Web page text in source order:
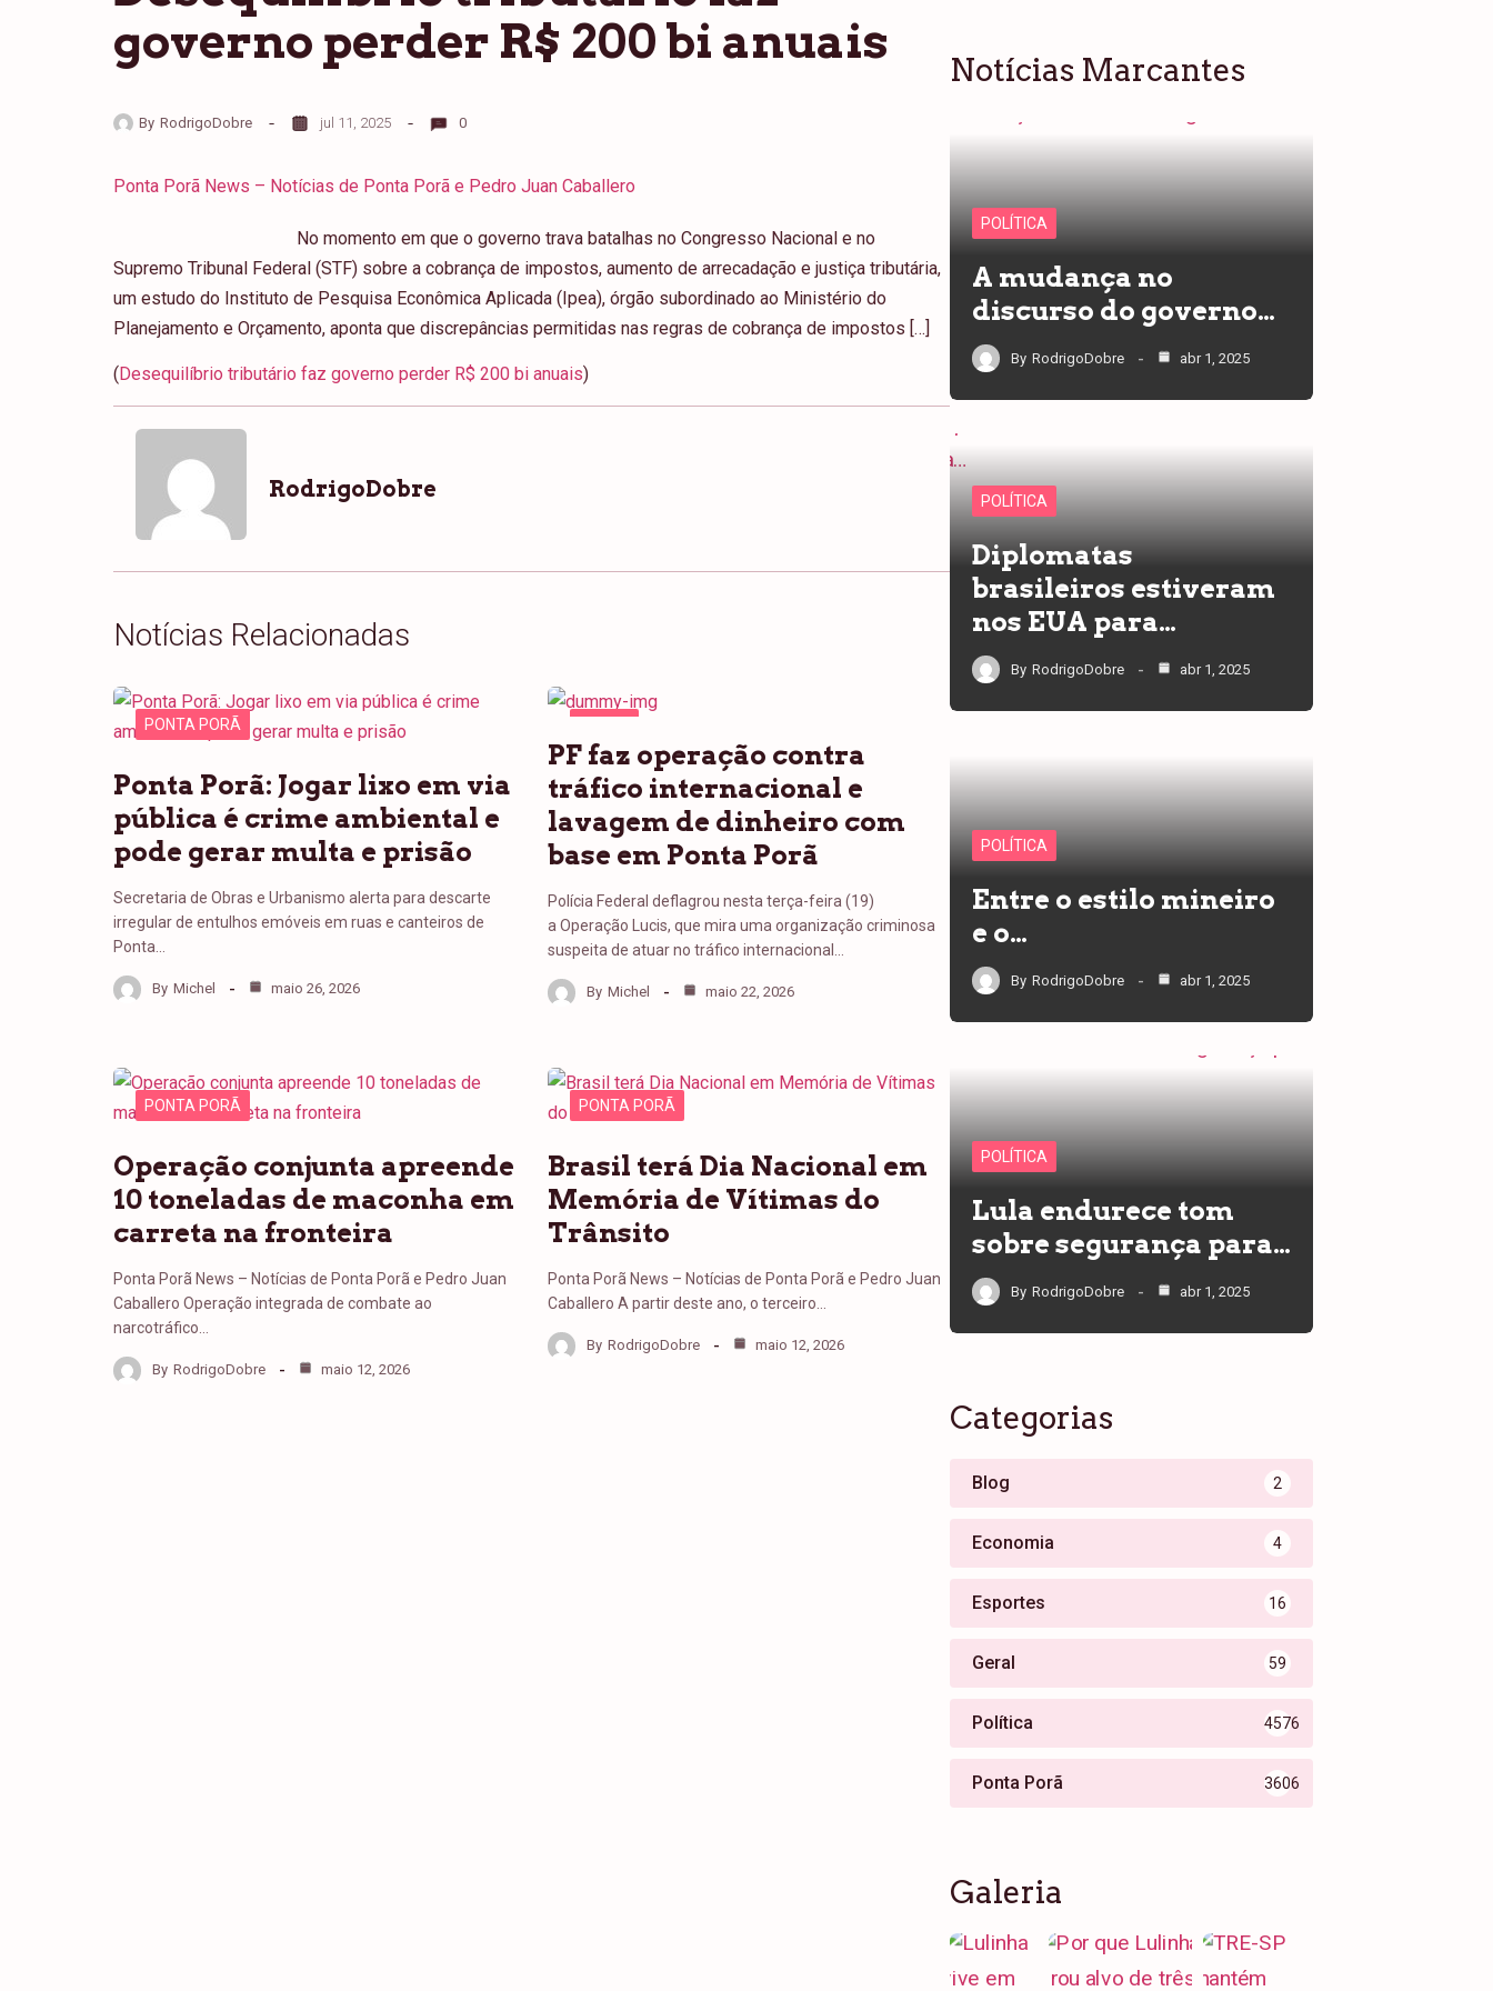
governo perder R$ 200 bi anuais
By RodrigoDobre jul 11, 2025 0
Ponta Porã News – Notícias de Ponta Porã e Pedro Juan Caballero
No momento em que o governo trava batalhas no Congresso Nacional e no
Supremo Tribunal Federal (STF) sobre a cobrança de impostos, aumento de arrecadação e justiça tributária,
um estudo do Instituto de Pesquisa Econômica Aplicada (Ipea), órgão subordinado ao Ministério do
Planejamento e Orçamento, aponta que discrepâncias permitidas nas regras de cobrança de impostos […]
( Desequilíbrio tributário faz governo perder R$ 200 bi anuais)
RodrigoDobre
Notícias Relacionadas
PONTA PORÃ
Ponta Porã: Jogar lixo em via
pública é crime ambiental e
pode gerar multa e prisão
Secretaria de Obras e Urbanismo alerta para descarte
irregular de entulhos emóveis em ruas e canteiros de
Ponta…
By Michel maio 26, 2026
PORÃ
PF faz operação contra
tráfico internacional e
lavagem de dinheiro com
base em Ponta Porã
Polícia Federal deflagrou nesta terça-feira (19)
a Operação Lucis, que mira uma organização criminosa
suspeita de atuar no tráfico internacional…
By Michel maio 22, 2026
PONTA PORÃ
Operação conjunta apreende
10 toneladas de maconha em
carreta na fronteira
Ponta Porã News – Notícias de Ponta Porã e Pedro Juan
Caballero Operação integrada de combate ao
narcotráfico…
By RodrigoDobre maio 12, 2026
PONTA PORÃ
Brasil terá Dia Nacional em
Memória de Vítimas do
Trânsito
Ponta Porã News – Notícias de Ponta Porã e Pedro Juan
Caballero A partir deste ano, o terceiro…
By RodrigoDobre maio 12, 2026
Notícias Marcantes
POLÍTICA
A mudança no
discurso do governo…
By RodrigoDobre abr 1, 2025
POLÍTICA
Diplomatas
brasileiros estiveram
nos EUA para…
By RodrigoDobre abr 1, 2025
POLÍTICA
Entre o estilo mineiro
e o…
By RodrigoDobre abr 1, 2025
POLÍTICA
Lula endurece tom
sobre segurança para…
By RodrigoDobre abr 1, 2025
Categorias
Blog 2
Economia 4
Esportes 16
Geral 59
Política 4576
Ponta Porã 3606
Galeria